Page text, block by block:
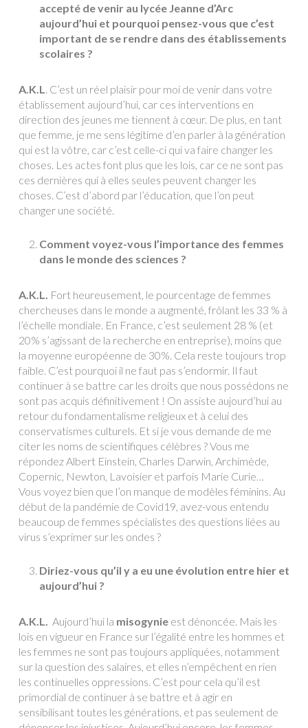
accepté de venir au lycée Jeanne d’Arc
aujourd’hui et pourquoi pensez-vous que c’est
important de se rendre dans des établissements
scolaires ?
A.K.L
. C’est un réel plaisir pour moi de venir dans votre
établissement aujourd’hui, car ces interventions en
direction des jeunes me tiennent à cœur. De plus, en tant
que femme, je me sens légitime d’en parler à la génération
qui est la vôtre, car c’est celle-ci qui va faire changer les
choses. Les actes font plus que les lois, car ce ne sont pas
ces dernières qui à elles seules peuvent changer les
choses. C’est d’abord par l’éducation, que l’on peut
changer une société.
Comment voyez-vous l’importance des femmes
dans le monde des sciences ?
A.K.L.
Fort heureusement, le pourcentage de femmes
chercheuses dans le monde a augmenté, frôlant les 33 % à
l’échelle mondiale. En France, c’est seulement 28 % (et
20% s’agissant de la recherche en entreprise), moins que
la moyenne européenne de 30%. Cela reste toujours trop
faible. C’est pourquoi il ne faut pas s’endormir. Il faut
continuer à se battre car les droits que nous possédons ne
sont pas acquis définitivement ! On assiste aujourd’hui au
retour du fondamentalisme religieux et à celui des
conservatismes culturels. Et si je vous demande de me
citer les noms de scientifiques célèbres ? Vous me
répondez Albert Einstein, Charles Darwin, Archimède,
Copernic, Newton, Lavoisier et parfois Marie Curie…
Vous voyez bien que l’on manque de modèles féminins. Au
début de la pandémie de Covid19, avez-vous entendu
beaucoup de femmes spécialistes des questions liées au
virus s’exprimer sur les ondes ?
Diriez-vous qu’il y a eu une évolution entre hier et
aujourd’hui ?
A.K.L. Aujourd’hui la misogynieest dénoncée. Mais les
lois en vigueur en France sur l’égalité entre les hommes et
les femmes ne sont pas toujours appliquées, notamment
sur la question des salaires, et elles n’empêchent en rien
les continuelles oppressions. C’est pour cela qu’il est
primordial de continuer à se battre et à agir en
sensibilisant toutes les générations, et pas seulement de